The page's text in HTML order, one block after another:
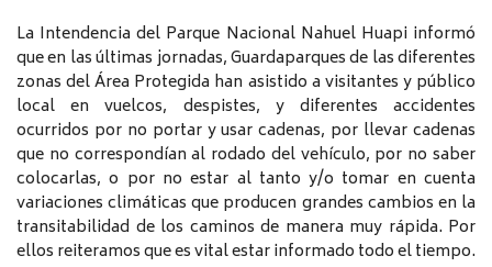
La Intendencia del Parque Nacional Nahuel Huapi informó
que en las últimas jornadas, Guardaparques de las diferentes
zonas del Área Protegida han asistido a visitantes y público
local en vuelcos, despistes, y diferentes accidentes
ocurridos por no portar y usar cadenas, por llevar cadenas
que no correspondían al rodado del vehículo, por no saber
colocarlas, o por no estar al tanto y/o tomar en cuenta
variaciones climáticas que producen grandes cambios en la
transitabilidad de los caminos de manera muy rápida. Por
ellos reiteramos que es vital estar informado todo el tiempo.